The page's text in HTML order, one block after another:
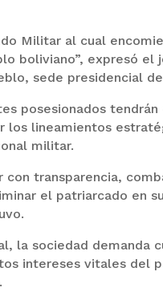
Militar al cual
boliviano”, expresó
sede presidencial
posesionados
los lineamientos
militar.
con transparencia,
el patriarcado en
la sociedad demanda
intereses vitales del